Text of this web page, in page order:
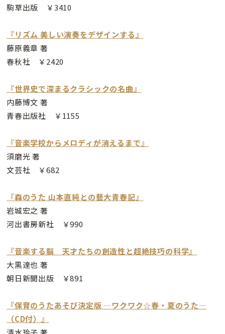
駒草出版 ￥3410
『リズム 美しい演奏をデザインする』
藤原義章 著
春秋社 ￥2420
『世界史で深まるクラシックの名曲』
内藤博文 著
青春出版社 ￥1155
『音楽学校からメロディが消えるまで』
須磨光 著
文芸社 ￥682
『森のうた 山本直純との藝大青春記』
岩城宏之 著
河出書房新社 ￥990
『音楽する脳 天才たちの創造性と超絶技巧の科学』
大黒達也 著
朝日新聞出版 ￥891
『保育のうたあそび決定版 —ワクワク☆春・夏のうた—
（CD付）』